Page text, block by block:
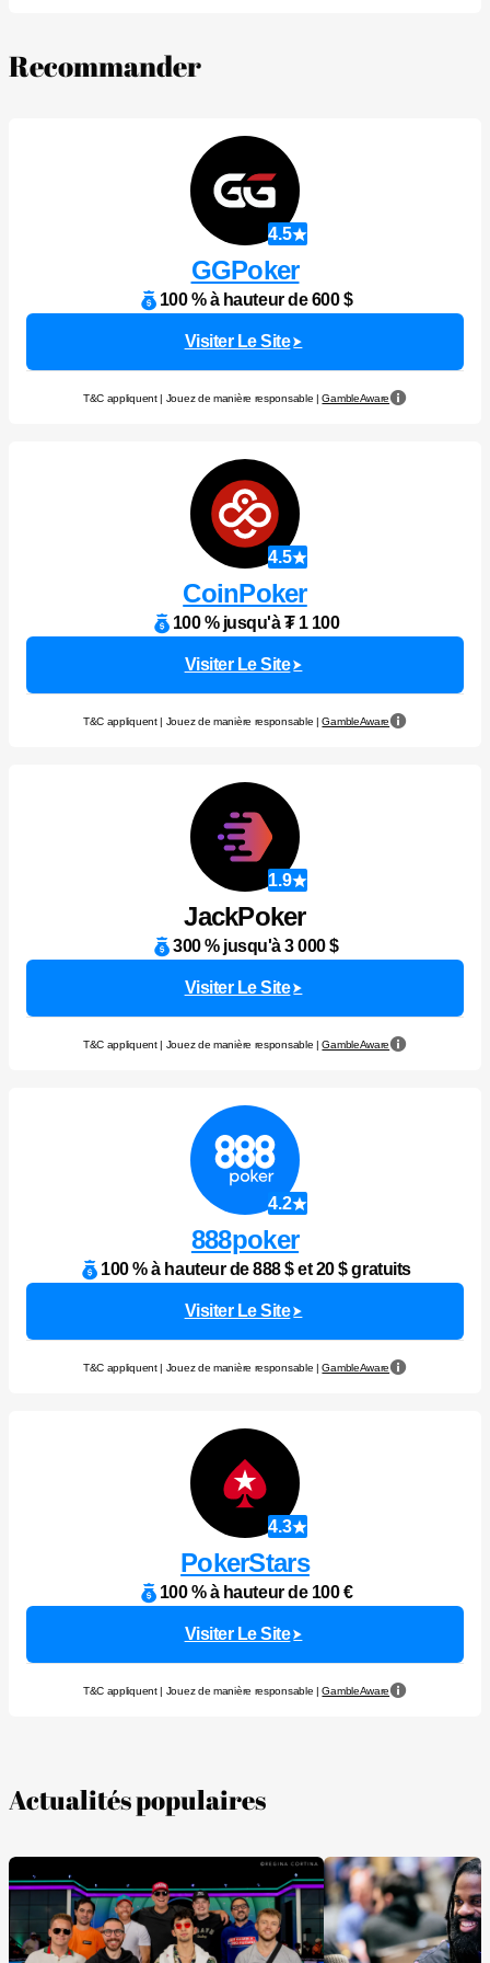
Recommander
4.5
GGPoker
100 % à hauteur de 600 $
Visiter Le Site
T&C appliquent | Jouez de manière responsable |GambleAware
4.5
CoinPoker
100 % jusqu'à ₮ 1 100
Visiter Le Site
T&C appliquent | Jouez de manière responsable |GambleAware
1.9
JackPoker
300 % jusqu'à 3 000 $
Visiter Le Site
T&C appliquent | Jouez de manière responsable |GambleAware
4.2
888poker
100 % à hauteur de 888 $ et 20 $ gratuits
Visiter Le Site
T&C appliquent | Jouez de manière responsable |GambleAware
4.3
PokerStars
100 % à hauteur de 100 €
Visiter Le Site
T&C appliquent | Jouez de manière responsable |GambleAware
Actualités populaires